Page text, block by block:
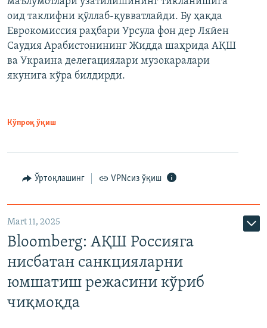
оид таклифни қўллаб-қувватлайди. Бу ҳақда
Еврокомиссия раҳбари Урсула фон дер Ляйен
Саудия Арабистонининг Жидда шаҳрида АҚШ
ва Украина делегациялари музокаралари
якунига кўра билдирди.
Кўпроқ ўқиш
Ўртоқлашинг VPNсиз ўқиш
Mart 11, 2025
Bloomberg: АҚШ Россияга
нисбатан санкцияларни
юмшатиш режасини кўриб
чиқмоқда